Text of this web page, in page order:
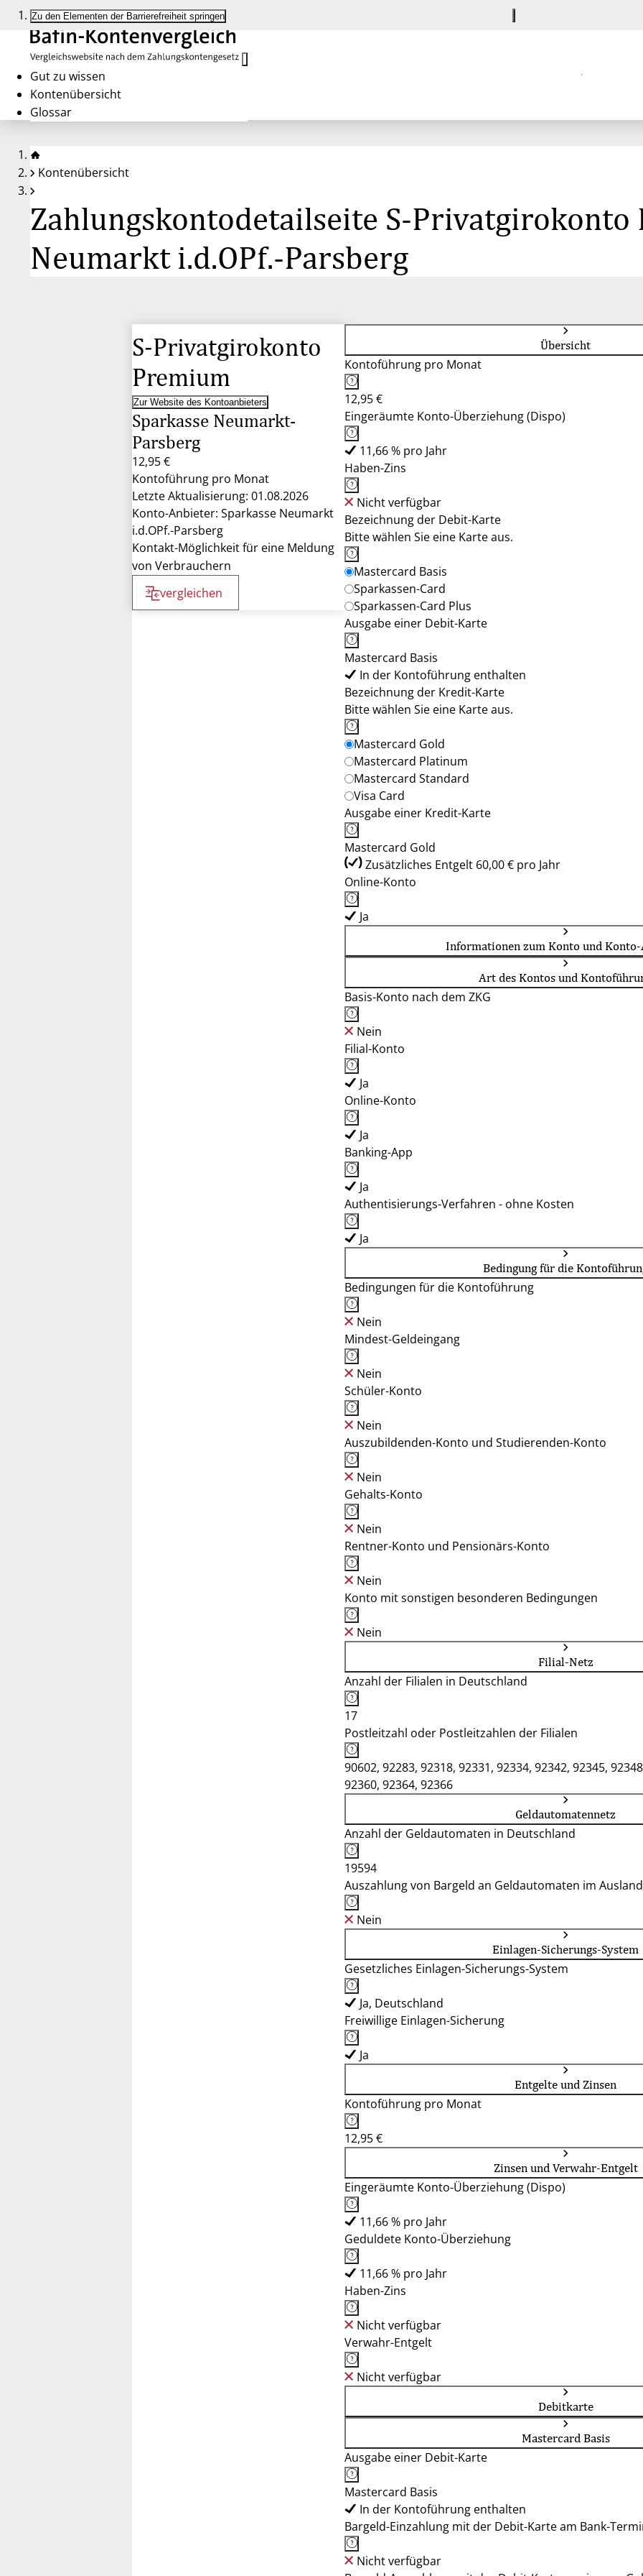
Zu den Elementen der Barrierefreiheit springen
Gut zu wissen
Kontenübersicht
Glossar
Kontenübersicht
Zahlungskontodetailseite S-Privatgirokonto
Neumarkt i.d.OPf.-Parsberg
S-Privatgirokonto
Premium
Zur Website des Kontoanbieters
Sparkasse Neumarkt-
Parsberg
12,95 €
Kontoführung pro Monat
Letzte Aktualisierung: 01.08.2026
Konto-Anbieter: Sparkasse Neumarkt
i.d.OPf.-Parsberg
Kontakt-Möglichkeit für eine Meldung
von Verbrauchern
vergleichen
Übersicht
Kontoführung pro Monat
12,95 €
Eingeräumte Konto-Überziehung (Dispo)
11,66 % pro Jahr
Haben-Zins
Nicht verfügbar
Bezeichnung der Debit-Karte
Bitte wählen Sie eine Karte aus.
Mastercard Basis
Sparkassen-Card
Sparkassen-Card Plus
Ausgabe einer Debit-Karte
Mastercard Basis
In der Kontoführung enthalten
Bezeichnung der Kredit-Karte
Bitte wählen Sie eine Karte aus.
Mastercard Gold
Mastercard Platinum
Mastercard Standard
Visa Card
Ausgabe einer Kredit-Karte
Mastercard Gold
Zusätzliches Entgelt 60,00 € pro Jahr
Online-Konto
Ja
Informationen zum Konto und
Art des Kontos und
Basis-Konto nach dem ZKG
Nein
Filial-Konto
Ja
Online-Konto
Ja
Banking-App
Ja
Authentisierungs-Verfahren - ohne Kosten
Ja
Bedingung für die
Bedingungen für die Kontoführung
Nein
Mindest-Geldeingang
Nein
Schüler-Konto
Nein
Auszubildenden-Konto und Studierenden-Konto
Nein
Gehalts-Konto
Nein
Rentner-Konto und Pensionärs-Konto
Nein
Konto mit sonstigen besonderen Bedingungen
Nein
Filial-Netz
Anzahl der Filialen in Deutschland
17
Postleitzahl oder Postleitzahlen der Filialen
90602, 92283, 92318, 92331, 92334, 92342, 92345,
92360, 92364, 92366
Geldautomatennetz
Anzahl der Geldautomaten in Deutschland
19594
Auszahlung von Bargeld an Geldautomaten im
Nein
Einlagen-Sicherungs-System
Gesetzliches Einlagen-Sicherungs-System
Ja, Deutschland
Freiwillige Einlagen-Sicherung
Ja
Entgelte und Zinsen
Kontoführung pro Monat
12,95 €
Zinsen und Verwahr-Entgelt
Eingeräumte Konto-Überziehung (Dispo)
11,66 % pro Jahr
Geduldete Konto-Überziehung
11,66 % pro Jahr
Haben-Zins
Nicht verfügbar
Verwahr-Entgelt
Nicht verfügbar
Debitkarte
Mastercard Basis
Ausgabe einer Debit-Karte
Mastercard Basis
In der Kontoführung enthalten
Bargeld-Einzahlung mit der Debit-Karte am Bank-
Nicht verfügbar